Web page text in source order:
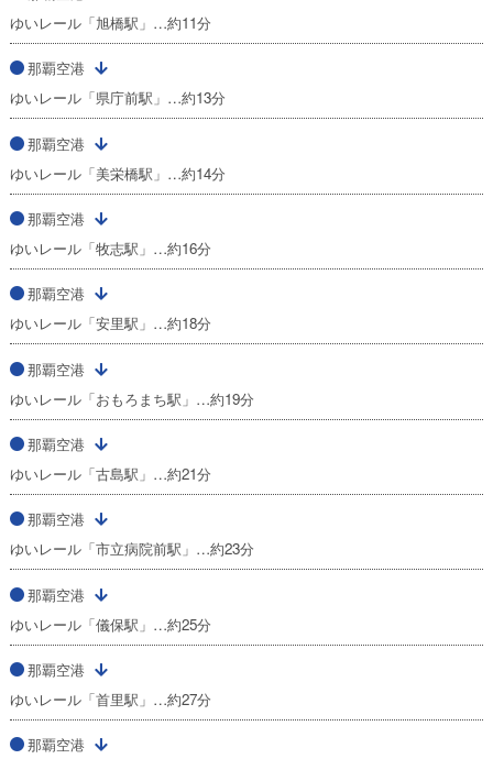
ゆいレール「旭橋駅」…約11分
那覇空港
ゆいレール「県庁前駅」…約13分
那覇空港
ゆいレール「美栄橋駅」…約14分
那覇空港
ゆいレール「牧志駅」…約16分
那覇空港
ゆいレール「安里駅」…約18分
那覇空港
ゆいレール「おもろまち駅」…約19分
那覇空港
ゆいレール「古島駅」…約21分
那覇空港
ゆいレール「市立病院前駅」…約23分
那覇空港
ゆいレール「儀保駅」…約25分
那覇空港
ゆいレール「首里駅」…約27分
那覇空港